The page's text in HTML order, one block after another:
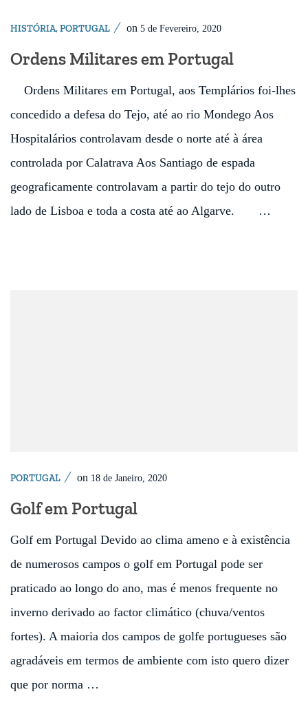
HISTÓRIA,PORTUGAL on 5 de Fevereiro, 2020
Ordens Militares em Portugal
Ordens Militares em Portugal, aos Templários foi-lhes
concedido a defesa do Tejo, até ao rio Mondego Aos
Hospitalários controlavam desde o norte até à área
controlada por Calatrava Aos Santiago de espada
geograficamente controlavam a partir do tejo do outro
lado de Lisboa e toda a costa até ao Algarve. …
PORTUGAL on 18 de Janeiro, 2020
Golf em Portugal
Golf em Portugal Devido ao clima ameno e à existência
de numerosos campos o golf em Portugal pode ser
praticado ao longo do ano, mas é menos frequente no
inverno derivado ao factor climático (chuva/ventos
fortes). A maioria dos campos de golfe portugueses são
agradáveis em termos de ambiente com isto quero dizer
que por norma …